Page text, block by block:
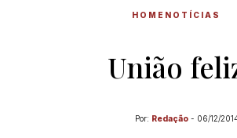
HOME NOTÍCIAS
União
Por: Redação - 06/12/